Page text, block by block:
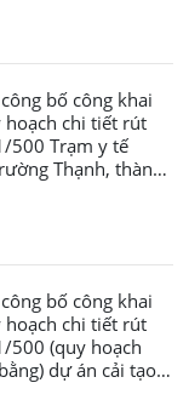
bố công khai
hoạch chi tiết rút
500 Trạm y tế
Thạnh, thành
bố công khai
hoạch chi tiết rút
500 (quy hoạch
dự án cải tạo